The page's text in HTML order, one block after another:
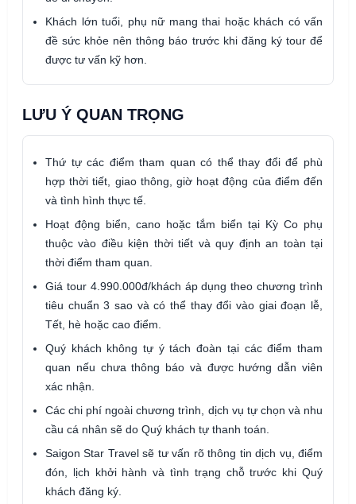
Khách lớn tuổi, phụ nữ mang thai hoặc khách có vấn
đề sức khỏe nên thông báo trước khi đăng ký tour để
được tư vấn kỹ hơn.
LƯU Ý QUAN TRỌNG
Thứ tự các điểm tham quan có thể thay đổi để phù
hợp thời tiết, giao thông, giờ hoạt động của điểm đến
và tình hình thực tế.
Hoạt động biển, cano hoặc tắm biển tại Kỳ Co phụ
thuộc vào điều kiện thời tiết và quy định an toàn tại
thời điểm tham quan.
Giá tour 4.990.000đ/khách áp dụng theo chương trình
tiêu chuẩn 3 sao và có thể thay đổi vào giai đoạn lễ,
Tết, hè hoặc cao điểm.
Quý khách không tự ý tách đoàn tại các điểm tham
quan nếu chưa thông báo và được hướng dẫn viên
xác nhận.
Các chi phí ngoài chương trình, dịch vụ tự chọn và nhu
cầu cá nhân sẽ do Quý khách tự thanh toán.
Saigon Star Travel sẽ tư vấn rõ thông tin dịch vụ, điểm
đón, lịch khởi hành và tình trạng chỗ trước khi Quý
khách đăng ký.